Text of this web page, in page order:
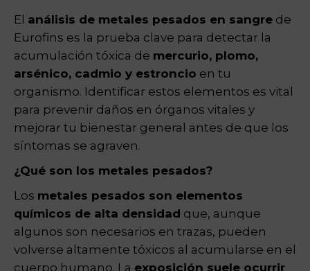
El análisis de metales pesados en sangre de
Eurofins es la prueba clave para detectar la
acumulación tóxica de mercurio, plomo,
arsénico, cadmio y estroncio en tu
organismo. Identificar estos elementos es vital
para prevenir daños en órganos vitales y
mejorar tu bienestar general antes de que los
síntomas se agraven.
¿Qué son los metales pesados?
Los metales pesados son elementos
químicos de alta densidad que, aunque
algunos son necesarios en trazas, pueden
volverse altamente tóxicos al acumularse en el
cuerpo humano. La exposición suele ocurrir